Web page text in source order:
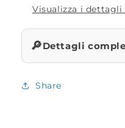
Visualizza i dettagli
🔎Dettagli
Share